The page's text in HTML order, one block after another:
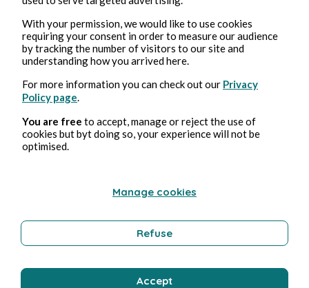
mon âge est un frein
dans l’idée de ce que l’on se
fait de la fameuse force de l’âge, du dynamisme,
d’une vision de l’avenir… C’est éprouver une autre
forme de précarité, notamment professionnelle.
Plus que mon âge-même, composer avec cet
obstacle supplémentaire m’épuise.
Du coup, s’il m’incombe de chercher à vivre le
À commencer par la décision d’arrêter de
m'appauvrir en filant une partie de mon argent à la
taxe rose.
With your permission, we would like to use cookies
requiring your consent in order to measure our audience
by tracking the number of visitors to our site and
understanding how you arrived here.
For more information you can check out our Privacy
Policy page
You are free to accept, manage or reject the use of
cookies but byt doing so, your experience will not be
optimised.
Manage cookies
Refuse
Accept